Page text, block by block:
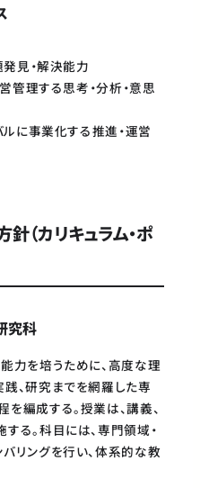
見・解決能力
管理する思考・分析・意思
に事業化する推進・運営
（カリキュラム・ポ
究科
力を培うために、高度な理
、研究までを網羅した専
編成する。授業は、講義、
る。科目には、専門領域・
リングを行い、体系的な教